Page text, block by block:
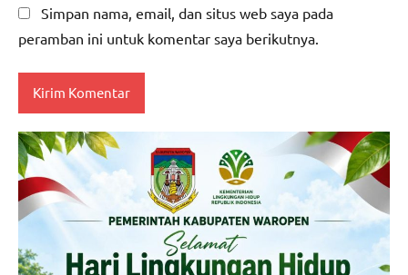
Simpan nama, email, dan situs web saya pada
peramban ini untuk komentar saya berikutnya.